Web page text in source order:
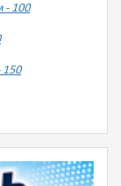
- 100
150